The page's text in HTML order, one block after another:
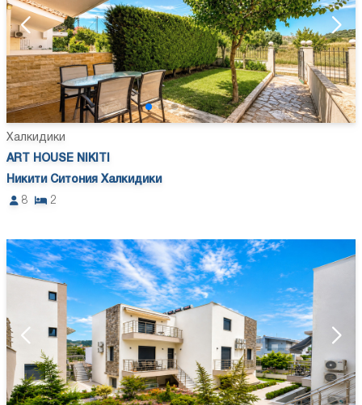
Халкидики
ART HOUSE NIKITI
Никити Ситония Халкидики
8
2